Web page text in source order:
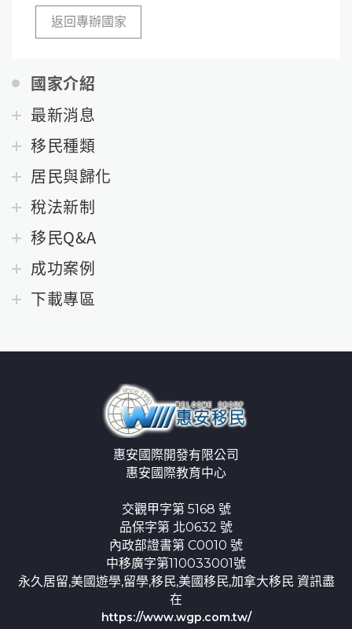
國家介紹
最新消息
移民種類
居民與歸化
稅法新制
移民Q&A
成功案例
下載專區
返回專辦國家
惠安國際開發有限公司
惠安國際教育中心
交觀甲字第 5168 號
品保字第 北0632 號
內政部證書第 C0010 號
中移廣字第110033001號
永久居留,美國遊學,留學,移民,美國移民,加拿大移民 資訊盡
在
https://www.wgp.com.tw/